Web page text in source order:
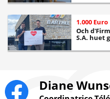
1.000 Euro
Och
S.A. huet
Diane